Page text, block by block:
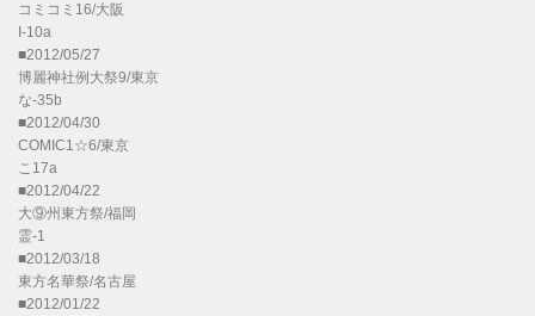
コミコミ16/大阪
I-10a
■2012/05/27
博麗神社例大祭9/東京
な-35b
■2012/04/30
COMIC1☆6/東京
こ17a
■2012/04/22
大⑨州東方祭/福岡
霊-1
■2012/03/18
東方名華祭/名古屋
■2012/01/22